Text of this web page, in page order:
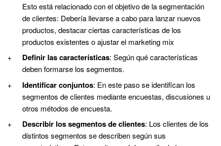
Esto está relacionado con el objetivo de la segmentación
de clientes: Debería llevarse a cabo para lanzar nuevos
productos, destacar ciertas características de los
productos existentes o ajustar el marketing mix
Definir las características: Según qué características
deben formarse los segmentos.
Identificar conjuntos: En este paso se identifican los
segmentos de clientes mediante encuestas, discusiones u
otros métodos de encuesta.
Describir los segmentos de clientes: Los clientes de los
distintos segmentos se describen según sus